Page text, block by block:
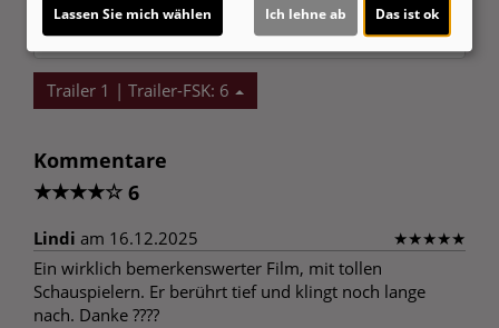
Trailer 1 | Trailer-FSK: 6
Kommentare
★★★★☆ 6
Lindi am 16.12.2025 ★★★★★
Ein wirklich bemerkenswerter Film, mit tollen
Schauspielern. Er berührt tief und klingt noch lange
nach. Danke ????
Lassen Sie mich wählen Ich lehne ab Das ist ok